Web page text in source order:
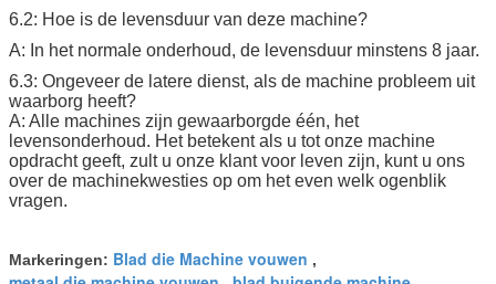
6.2: Hoe is de levensduur van deze machine?
A: In het normale onderhoud, de levensduur minstens 8 jaar.
6.3: Ongeveer de latere dienst, als de machine probleem uit
waarborg heeft?
A: Alle machines zijn gewaarborgde één, het
levensonderhoud. Het betekent als u tot onze machine
opdracht geeft, zult u onze klant voor leven zijn, kunt u ons
over de machinekwesties op om het even welk ogenblik
vragen.
Markeringen: Blad die Machine vouwen ,